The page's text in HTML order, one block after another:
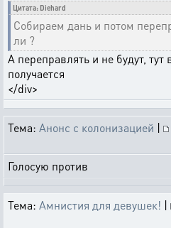
Цитата: Diehard
Собираем дань и потом
ли ?
А переправлять и не будут,
получается
</div>
Тема: Анонс с колонизацией |
Голосую против
Тема: Амнистия для девушек! |